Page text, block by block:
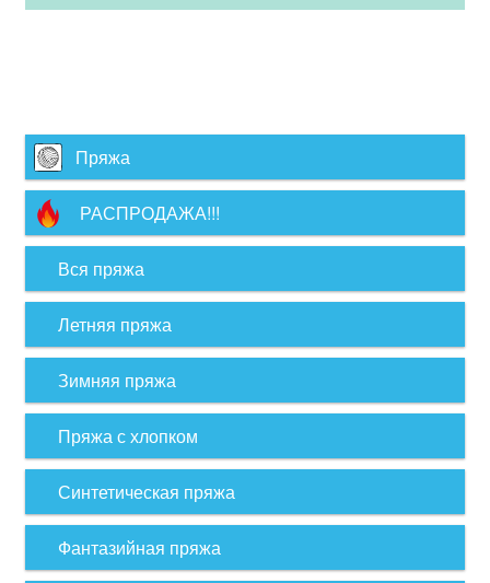
Пряжа
РАСПРОДАЖА!!!
Вся пряжа
Летняя пряжа
Зимняя пряжа
Пряжа с хлопком
Синтетическая пряжа
Фантазийная пряжа